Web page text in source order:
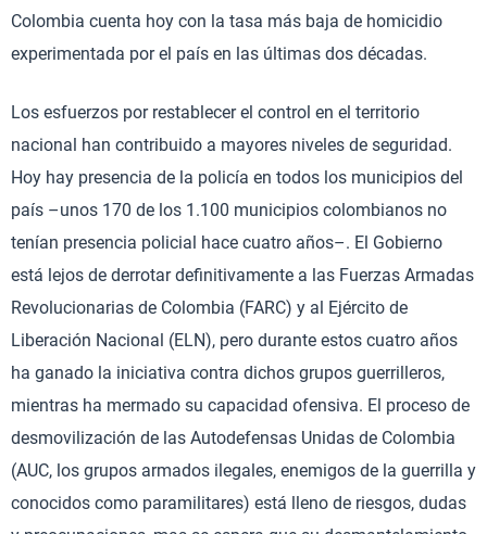
Colombia cuenta hoy con la tasa más baja de homicidio
experimentada por el país en las últimas dos décadas.
Los esfuerzos por restablecer el control en el territorio
nacional han contribuido a mayores niveles de seguridad.
Hoy hay presencia de la policía en todos los municipios del
país –unos 170 de los 1.100 municipios colombianos no
tenían presencia policial hace cuatro años–. El Gobierno
está lejos de derrotar definitivamente a las Fuerzas Armadas
Revolucionarias de Colombia (FARC) y al Ejército de
Liberación Nacional (ELN), pero durante estos cuatro años
ha ganado la iniciativa contra dichos grupos guerrilleros,
mientras ha mermado su capacidad ofensiva. El proceso de
desmovilización de las Autodefensas Unidas de Colombia
(AUC, los grupos armados ilegales, enemigos de la guerrilla y
conocidos como paramilitares) está lleno de riesgos, dudas